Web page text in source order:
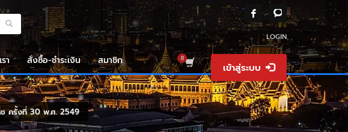
LOGIN
า สั่งซื้อ-ชำระเงิน สมาชิก
เข้าสู่ระบบ
ช ครั้งที่ 30 พ.ศ. 2549